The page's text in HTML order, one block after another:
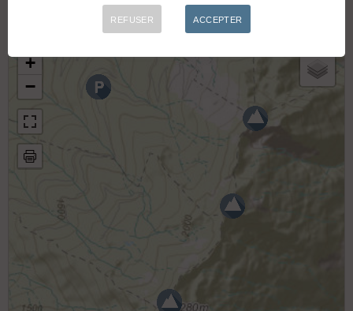
La Grande Lanche, Boucle de l'Ebaudiaz
(D+ 800m / Ski 3.3)
La Tuile, versant NO (D+ 1000m / Ski 3.1)
+
−
REFUSER ACCEPTER